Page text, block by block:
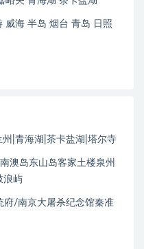
威海 半岛 烟台 青岛 日照
|青海湖|茶卡盐湖|塔尔寺
澳岛东山岛客家土楼泉州
浪屿
府/南京大屠杀纪念馆秦准